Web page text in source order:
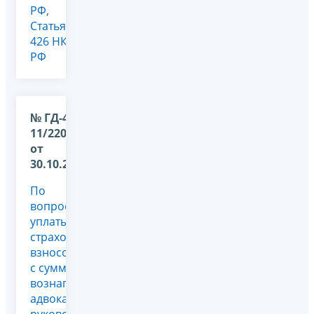
РФ,
Статья
426 НК
РФ
№ ГД-4-
11/22042@
от
30.10.2017
По
вопросу
уплаты
страховых
взносов
с сумм
вознаграждений
адвокатам-